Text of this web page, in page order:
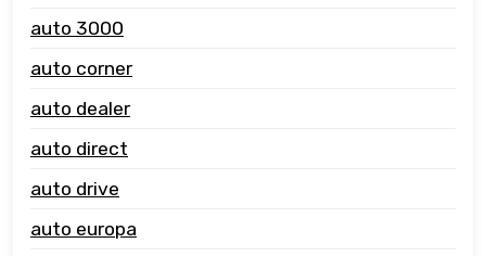
auto 3000
auto corner
auto dealer
auto direct
auto drive
auto europa